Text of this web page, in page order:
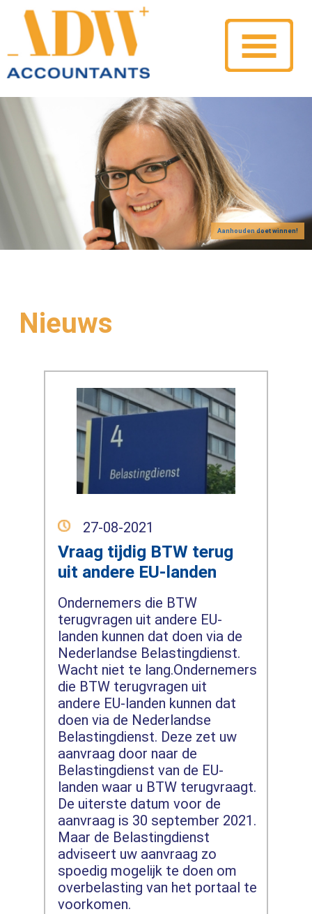
Aanhouden doet winnen!
Nieuws
27-08-2021
Vraag tijdig BTW terug
uit andere EU-landen
Ondernemers die BTW
terugvragen uit andere EU-
landen kunnen dat doen via de
Nederlandse Belastingdienst.
Wacht niet te lang.Ondernemers
die BTW terugvragen uit
andere EU-landen kunnen dat
doen via de Nederlandse
Belastingdienst. Deze zet uw
aanvraag door naar de
Belastingdienst van de EU-
landen waar u BTW terugvraagt.
De uiterste datum voor de
aanvraag is 30 september 2021.
Maar de Belastingdienst
adviseert uw aanvraag zo
spoedig mogelijk te doen om
overbelasting van het portaal te
voorkomen.